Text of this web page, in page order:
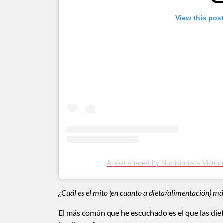
View this
A post shared by Nutricionista
¿Cuál es el mito (en cuanto a dieta/alimentación)
El más común que he escuchado es el que las